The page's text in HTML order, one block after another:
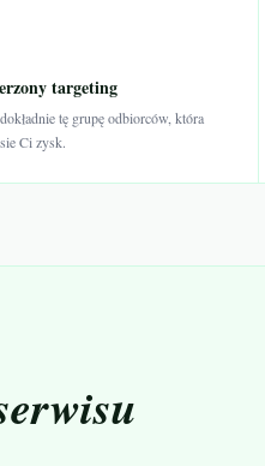
targeting
tę grupę odbiorców, która
Ci zysk.